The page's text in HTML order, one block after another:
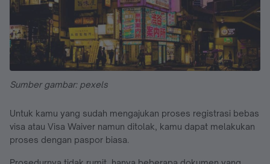
Sumber gambar: pexels
Untuk kamu yang sudah mengajukan proses registrasi bebas
visa atau Visa Waiver namun ditolak, kamu dapat melakukan
proses dengan paspor biasa.